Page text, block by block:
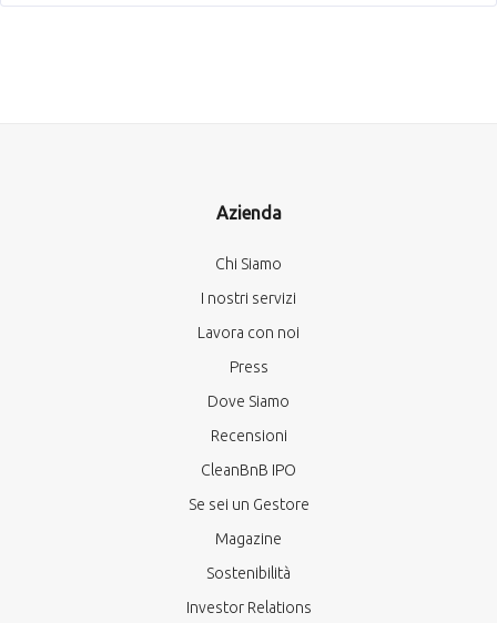
Azienda
Chi Siamo
I nostri servizi
Lavora con noi
Press
Dove Siamo
Recensioni
CleanBnB IPO
Se sei un Gestore
Magazine
Sostenibilità
Investor Relations